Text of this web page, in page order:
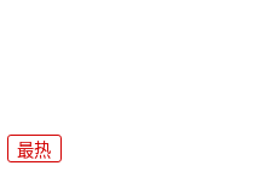
最热